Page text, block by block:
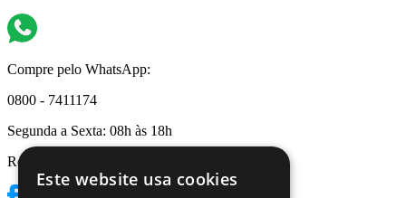
Compre pelo WhatsApp:
0800 - 7411174
Segunda a Sexta: 08h às 18h
Redes Sociais
Este website usa cookies